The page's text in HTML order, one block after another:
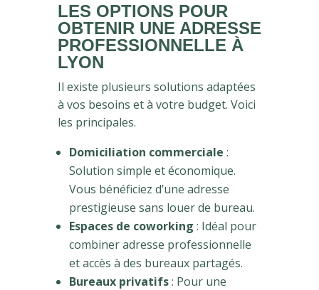
LES OPTIONS POUR
OBTENIR UNE ADRESSE
PROFESSIONNELLE À
LYON
Il existe plusieurs solutions adaptées
à vos besoins et à votre budget. Voici
les principales.
Domiciliation commerciale :
Solution simple et économique.
Vous bénéficiez d’une adresse
prestigieuse sans louer de bureau.
Espaces de coworking : Idéal pour
combiner adresse professionnelle
et accès à des bureaux partagés.
Bureaux privatifs: Pour une